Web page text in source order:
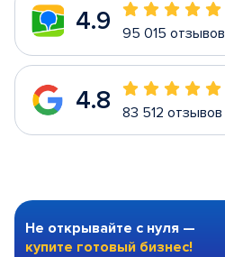
4.9 95 015 отзывов
4.8 83 512 отзывов
Не открывайте с нуля —
купите готовый бизнес!